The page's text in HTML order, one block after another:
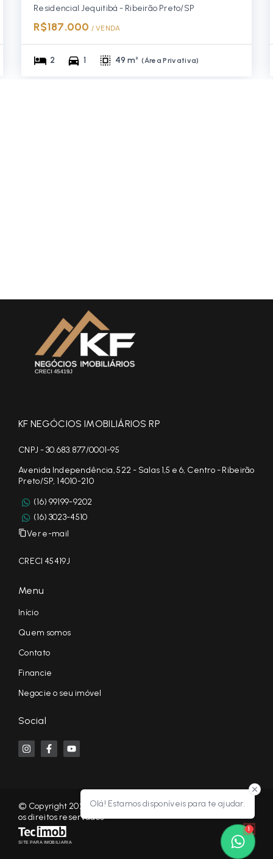
Residencial Jequitibá - Ribeirão Preto/SP
R$187.000 / VENDA
2 1 49 m² (Área Privativa)
Olá! Estamos disponíveis para te ajudar.
1
KF NEGÓCIOS IMOBILIÁRIOS RP
CNPJ - 30.683.877/0001-95
Avenida Independência, 522 - Salas 1,5 e 6, Centro - Ribeirão
Preto/SP, 14010-210
(16) 99199-9202
(16) 3023-4510
Ver e-mail
CRECI 45419J
Menu
Início
Quem somos
Contato
Financie
Negocie o seu imóvel
Social
© Copyright 2026 - KF NEGÓCIOS IMOBILIÁRIOS RP - Todos
os direitos reservados
SITE PARA IMOBILIARIA